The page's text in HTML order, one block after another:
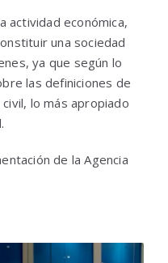
actividad económica,
una sociedad
ya que según lo
las definiciones de
lo más apropiado
de la Agencia